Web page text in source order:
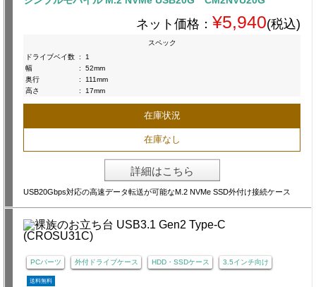
ネット価格： ¥5,940(税込)
スペック
ドライブベイ数 :
1
幅
:
52mm
奥行
:
111mm
高さ
: 17mm
在庫状況
在庫なし
詳細はこちら
USB20Gbps対応の高速データ転送が可能なM.2 NVMe SSD外付け接続ケース
PCパーツ 外付ドライブケース HDD・SSDケース 3.5インチ向け
送料無料